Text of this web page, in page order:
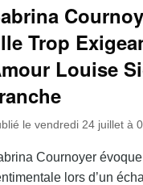
Trop
Louise
le vendredi 24 juillet à
Cournoyer
lors d’un